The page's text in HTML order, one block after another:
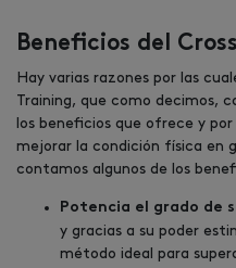
Beneficios del
Hay varias razones por las
Training, que como decimos,
los beneficios que ofrece y
mejorar la condición física en
contamos algunos de los
Potencia el grado de
y gracias a su poder
método ideal para